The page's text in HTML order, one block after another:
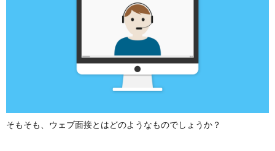
そもそも、ウェブ面接とはどのようなものでしょうか？